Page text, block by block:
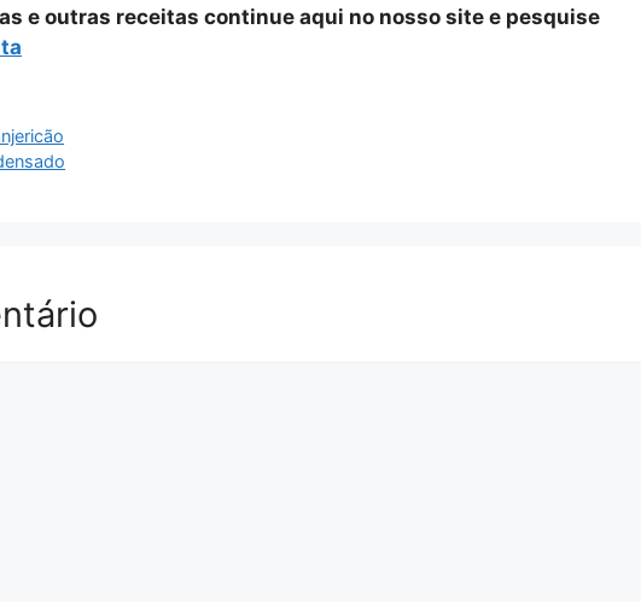
e outras receitas continue aqui no nosso site e pesquise